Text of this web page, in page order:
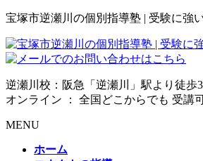
宝塚市逆瀬川の個別指導塾 | 受験に強
逆瀬川校：阪急「逆瀬川」駅より徒歩
オンライン ： 全国どこからでも 受講
MENU
ホーム